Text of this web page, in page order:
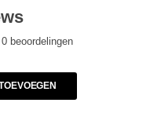
beoordelingen